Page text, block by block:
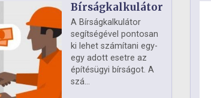
Bírságkalkulátor
A Bírságkalkulátor
segítségével pontosan
ki lehet számítani egy-
egy adott esetre az
építésügyi bírságot. A
szá...